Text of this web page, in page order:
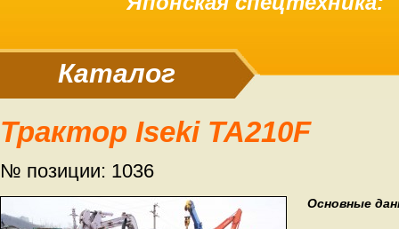
Каталог
Трактор Iseki TA210F
№ позиции: 1036
Основные